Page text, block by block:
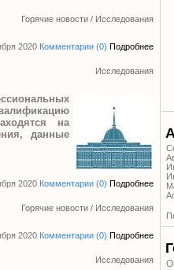
Горячие новости / Исследования
2020 Комментарии (0) Подробнее
Исследования
на
данные
2020 Комментарии (0) Подробнее
Горячие новости / Исследования
2020 Комментарии (0) Подробнее
Исследования